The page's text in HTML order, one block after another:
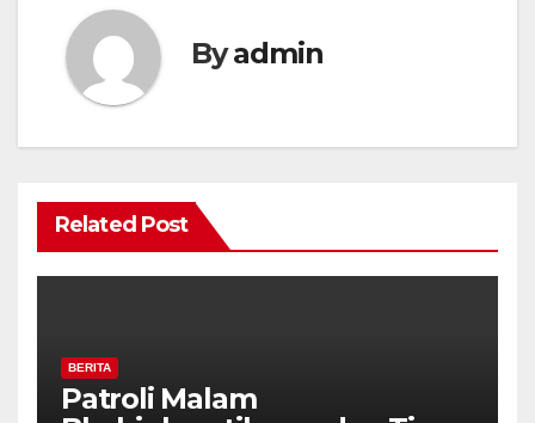
Byadmin
Related Post
BERITA
Patroli Malam